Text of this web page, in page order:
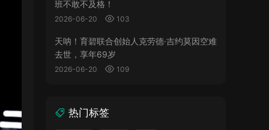
班不敢不及格！
2026-06-20 103
天呐！育碧联合创始人克劳德·吉约莫因空难
去世，享年69岁
2026-06-20 109
热门标签